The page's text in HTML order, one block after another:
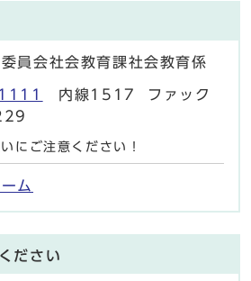
員会社会教育課社会教育係
内線1517 ファック
にご注意ください！
ム
ださい